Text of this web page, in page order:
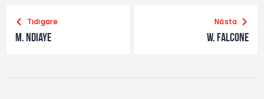
Tidigare
M. Ndiaye
Nästa
W. Falcone